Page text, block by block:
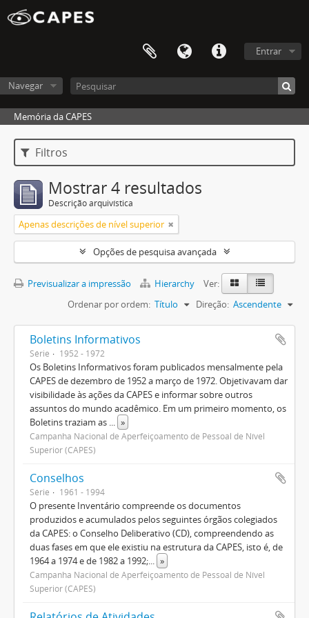
Entrar
Navegar
Memória da CAPES
Filtros
Mostrar 4 resultados
Descrição arquivística
Apenas descrições de nível superior
Opções de pesquisa avançada
Previsualizar a impressão Hierarchy
Ver:
Ordenar por ordem: Título Direção: Ascendente
Boletins Informativos
Série 1952 - 1972
Os Boletins Informativos foram publicados mensalmente pela
CAPES de dezembro de 1952 a março de 1972. Objetivavam dar
visibilidade às ações da CAPES e informar sobre outros
assuntos do mundo acadêmico. Em um primeiro momento, os
Boletins traziam as ... »
Campanha Nacional de Aperfeiçoamento de Pessoal de Nível
Superior (CAPES)
Conselhos
Série 1961 - 1994
O presente Inventário compreende os documentos
produzidos e acumulados pelos seguintes órgãos colegiados
da CAPES: o Conselho Deliberativo (CD), compreendendo as
duas fases em que ele existiu na estrutura da CAPES, isto é, de
1964 a 1974 e de 1982 a 1992;... »
Campanha Nacional de Aperfeiçoamento de Pessoal de Nível
Superior (CAPES)